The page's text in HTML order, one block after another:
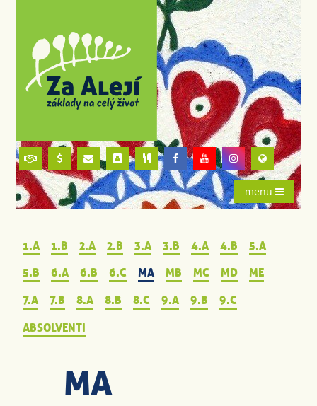
menu
MA
1.A 1.B 2.A 2.B 3.A 3.B 4.A 4.B
5.A
5.B
6.A 6.B 6.C MA MB MC MD
ME
7.A
7.B 8.A 8.B 8.C 9.A 9.B
9.C
ABSOLVENTI